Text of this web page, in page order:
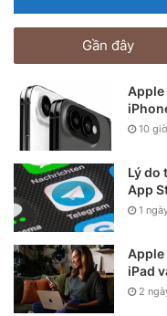
Gần đây
Apple
10
Lý do
App
1
Apple
iPad
2